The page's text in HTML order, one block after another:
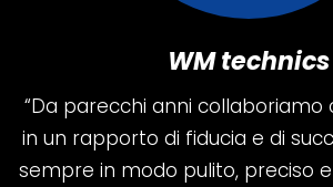
WM technics
“Da parecchi anni collaboriamo
in un rapporto di fiducia e di
sempre in modo pulito, preciso